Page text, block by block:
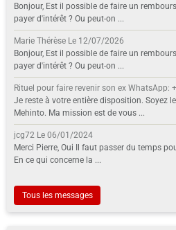
Bonjour, Est il possible de faire un
payer d'intérêt ? Ou peut-on ...
Marie Thérèse Le 12/07/2026
Bonjour, Est il possible de faire un
payer d'intérêt ? Ou peut-on ...
Rituel pour faire revenir son ex WhatsApp:
Je reste à votre entière disposition. Soyez
Mehinto. Ma mission est de vous ...
jcg72 Le 06/01/2024
Merci Pierre, Oui Il faut passer du temps
En ce qui concerne la ...
Tous les messages